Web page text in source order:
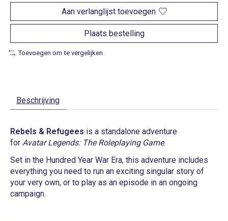
Aan verlanglijst toevoegen
Plaats bestelling
Toevoegen om te vergelijken
Beschrijving
Rebels & Refugees is a standalone adventure
for Avatar Legends: The Roleplaying Game.
Set in the Hundred Year War Era, this adventure includes
everything you need to run an exciting singular story of
your very own, or to play as an episode in an ongoing
campaign.